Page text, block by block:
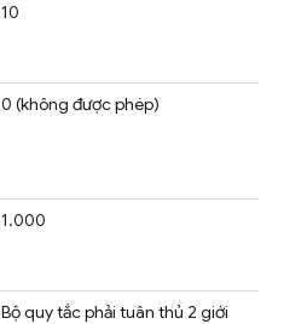
10
0 (không được phép)
1.000
Bộ quy tắc phải tuân thủ 2 giới